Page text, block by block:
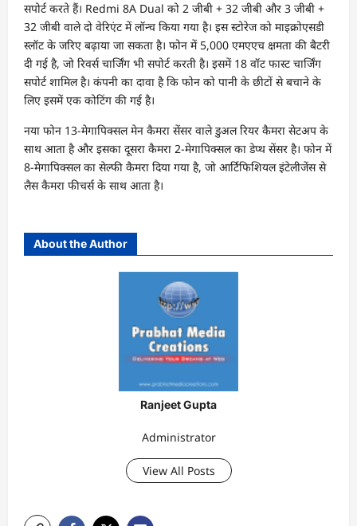
सपोर्ट करते हैं। Redmi 8A Dual को 2 जीबी + 32 जीबी और 3 जीबी +
32 जीबी वाले दो वेरिएंट में लॉन्च किया गया है। इस स्टोरेज को माइक्रोएसडी
स्लॉट के जरिए बढ़ाया जा सकता है। फोन में 5,000 एमएएच क्षमता की बैटरी
दी गई है, जो रिवर्स चार्जिंग भी सपोर्ट करती है। इसमें 18 वॉट फास्ट चार्जिंग
सपोर्ट शामिल है। कंपनी का दावा है कि फोन को पानी के छीटों से बचाने के
लिए इसमें एक कोटिंग की गई है।
नया फोन 13-मेगापिक्सल मेन कैमरा सेंसर वाले डुअल रियर कैमरा सेटअप के
साथ आता है और इसका दूसरा कैमरा 2-मेगापिक्सल का डेप्थ सेंसर है। फोन में
8-मेगापिक्सल का सेल्फी कैमरा दिया गया है, जो आर्टिफिशियल इंटेलीजेंस से
लैस कैमरा फीचर्स के साथ आता है।
About the Author
Ranjeet Gupta
Administrator
View All Posts